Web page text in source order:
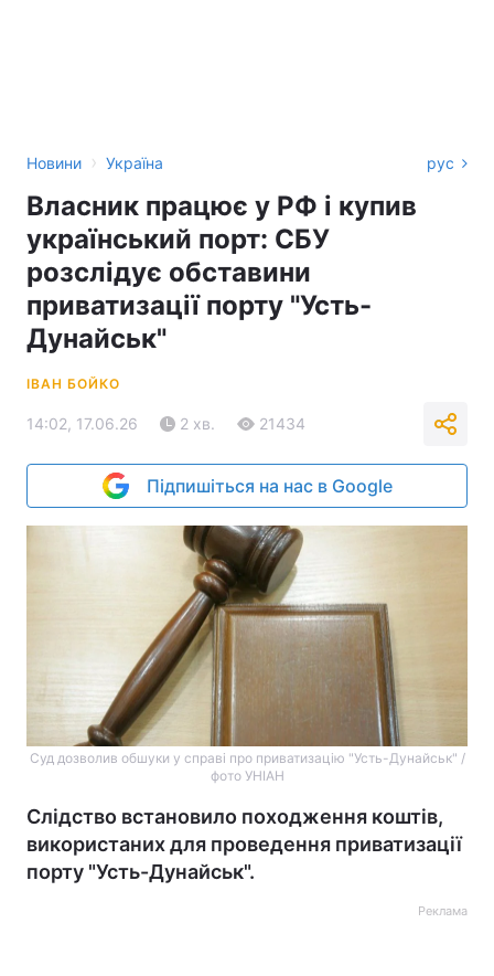
Новини › Україна рус
Власник працює у РФ і купив
український порт: СБУ
розслідує обставини
приватизації порту "Усть-
Дунайськ"
ІВАН БОЙКО
14:02, 17.06.26 2 хв. 21434
Підпишіться на нас в Google
Суд дозволив обшуки у справі про приватизацію "Усть-Дунайськ" /
фото УНІАН
Слідство встановило походження коштів,
використаних для проведення приватизації
порту "Усть-Дунайськ".
Реклама